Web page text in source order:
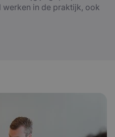
in de praktijk, ook